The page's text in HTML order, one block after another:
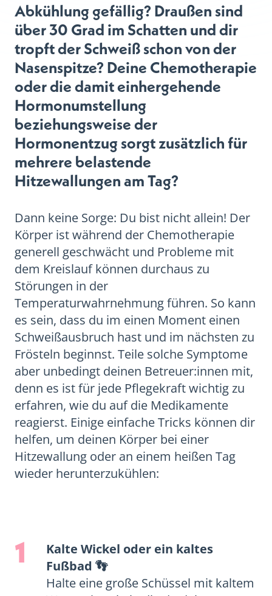
Abkühlung gefällig? Draußen sind
über 30 Grad im Schatten und dir
tropft der Schweiß schon von der
Nasenspitze? Deine Chemotherapie
oder die damit einhergehende
Hormonumstellung
beziehungsweise der
Hormonentzug sorgt zusätzlich für
mehrere belastende
Hitzewallungen am Tag?
Dann keine Sorge: Du bist nicht allein! Der
Körper ist während der Chemotherapie
generell geschwächt und Probleme mit
dem Kreislauf können durchaus zu
Störungen in der
Temperaturwahrnehmung führen. So kann
es sein, dass du im einen Moment einen
Schweißausbruch hast und im nächsten zu
Frösteln beginnst. Teile solche Symptome
aber unbedingt deinen Betreuer:innen mit,
denn es ist für jede Pflegekraft wichtig zu
erfahren, wie du auf die Medikamente
reagierst. Einige einfache Tricks können dir
helfen, um deinen Körper bei einer
Hitzewallung oder an einem heißen Tag
wieder herunterzukühlen:
1
Kalte Wickel oder ein kaltes
Fußbad 👣
Halte eine große Schüssel mit kaltem